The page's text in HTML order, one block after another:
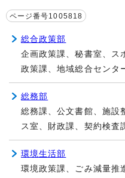
ページ番号1005818
総合政策部
企画政策課、秘書室、ス
政策課、地域総合センタ
総務部
総務課、公文書館、施設
ス室、財政課、契約検査
環境生活部
環境政策課、ごみ減量推